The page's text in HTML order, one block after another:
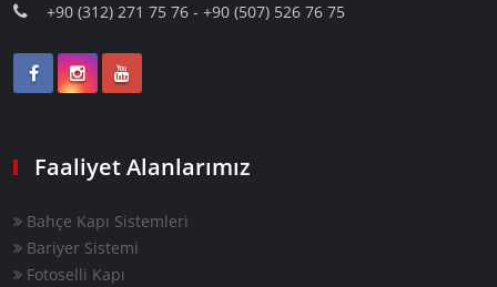
+90 (312) 271 75 76 - +90 (507) 526 76 75
Faaliyet Alanlarımız
Bahçe Kapı Sistemleri
Bariyer Sistemi
Fotoselli Kapı